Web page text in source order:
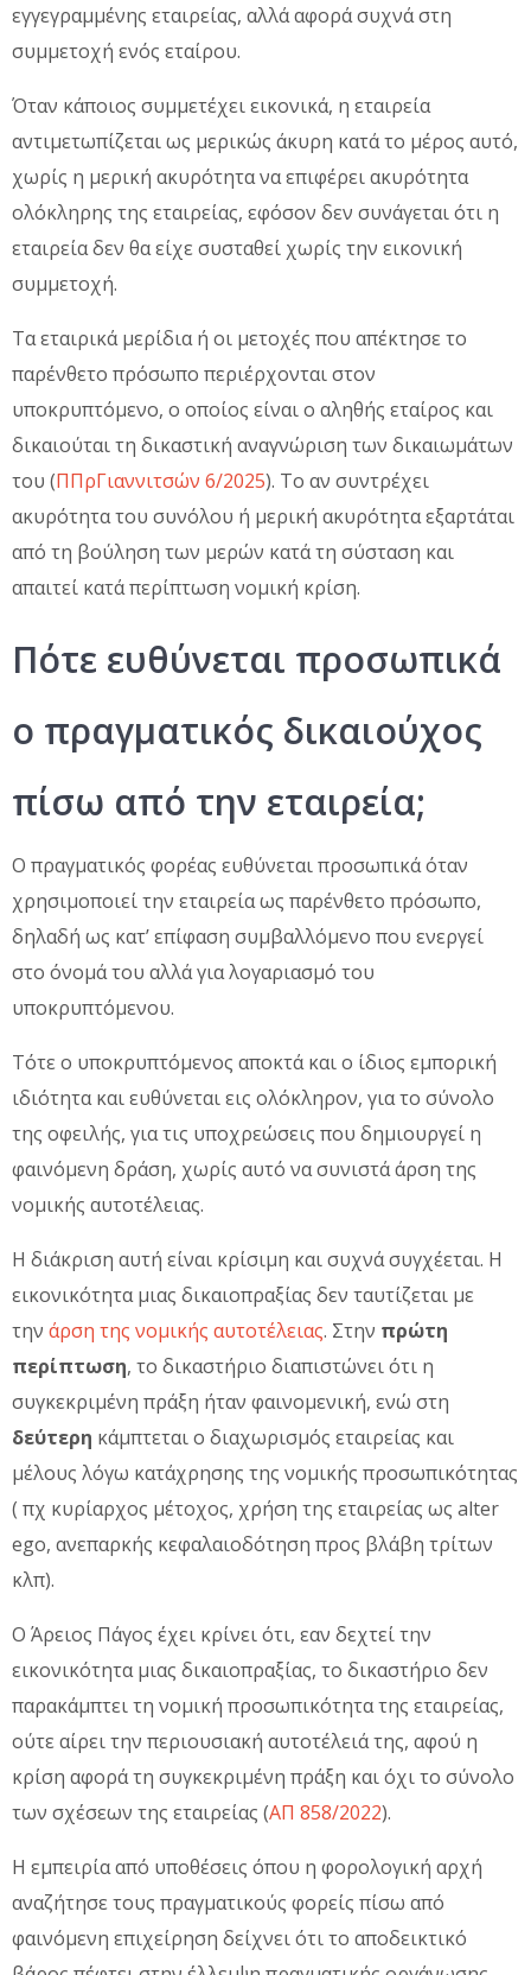
εγγεγραμμένης εταιρείας, αλλά αφορά συχνά στη
συμμετοχή ενός εταίρου.
Όταν κάποιος συμμετέχει εικονικά, η εταιρεία
αντιμετωπίζεται ως μερικώς άκυρη κατά το μέρος αυτό,
χωρίς η μερική ακυρότητα να επιφέρει ακυρότητα
ολόκληρης της εταιρείας, εφόσον δεν συνάγεται ότι η
εταιρεία δεν θα είχε συσταθεί χωρίς την εικονική
συμμετοχή.
Τα εταιρικά μερίδια ή οι μετοχές που απέκτησε το
παρένθετο πρόσωπο περιέρχονται στον
υποκρυπτόμενο, ο οποίος είναι ο αληθής εταίρος και
δικαιούται τη δικαστική αναγνώριση των δικαιωμάτων
του (ΠΠρΓιαννιτσών 6/2025). Το αν συντρέχει
ακυρότητα του συνόλου ή μερική ακυρότητα εξαρτάται
από τη βούληση των μερών κατά τη σύσταση και
απαιτεί κατά περίπτωση νομική κρίση.
Πότε ευθύνεται προσωπικά
ο πραγματικός δικαιούχος
πίσω από την εταιρεία;
Ο πραγματικός φορέας ευθύνεται προσωπικά όταν
χρησιμοποιεί την εταιρεία ως παρένθετο πρόσωπο,
δηλαδή ως κατ’ επίφαση συμβαλλόμενο που ενεργεί
στο όνομά του αλλά για λογαριασμό του
υποκρυπτόμενου.
Τότε ο υποκρυπτόμενος αποκτά και ο ίδιος εμπορική
ιδιότητα και ευθύνεται εις ολόκληρον, για το σύνολο
της οφειλής, για τις υποχρεώσεις που δημιουργεί η
φαινόμενη δράση, χωρίς αυτό να συνιστά άρση της
νομικής αυτοτέλειας.
Η διάκριση αυτή είναι κρίσιμη και συχνά συγχέεται. Η
εικονικότητα μιας δικαιοπραξίας δεν ταυτίζεται με
την άρση της νομικής αυτοτέλειας. Στην πρώτη
περίπτωση, το δικαστήριο διαπιστώνει ότι η
συγκεκριμένη πράξη ήταν φαινομενική, ενώ στη
δεύτερη κάμπτεται ο διαχωρισμός εταιρείας και
μέλους λόγω κατάχρησης της νομικής προσωπικότητας
( πχ κυρίαρχος μέτοχος, χρήση της εταιρείας ως alter
ego, ανεπαρκής κεφαλαιοδότηση προς βλάβη τρίτων
κλπ).
Ο Άρειος Πάγος έχει κρίνει ότι, εαν δεχτεί την
εικονικότητα μιας δικαιοπραξίας, το δικαστήριο δεν
παρακάμπτει τη νομική προσωπικότητα της εταιρείας,
ούτε αίρει την περιουσιακή αυτοτέλειά της, αφού η
κρίση αφορά τη συγκεκριμένη πράξη και όχι το σύνολο
των σχέσεων της εταιρείας (ΑΠ 858/2022).
Η εμπειρία από υποθέσεις όπου η φορολογική αρχή
αναζήτησε τους πραγματικούς φορείς πίσω από
φαινόμενη επιχείρηση δείχνει ότι το αποδεικτικό